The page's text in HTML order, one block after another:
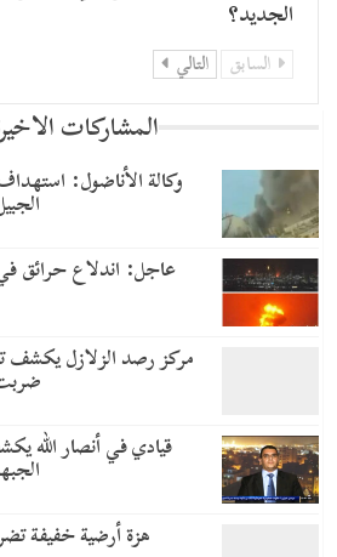
الجديد؟
السابق التالي
المشاركات
وكالة الأناضول:
عاجل: اندلاع حرائق
مركز رصد الزلازل يكشف
قيادي في أنصار الله
هزة أرضية خفيفة